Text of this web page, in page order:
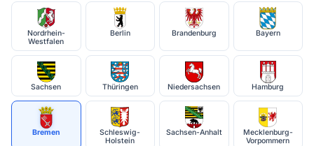
Nordrhein-
Westfalen
Berlin Brandenburg Bayern
Sachsen Thüringen Niedersachsen Hamburg
Bremen
Schleswig-
Holstein
Sachsen-Anhalt
Mecklenburg-
Vorpommern